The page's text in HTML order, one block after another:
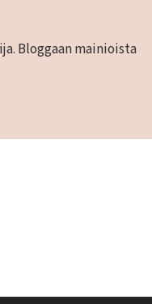
Bloggaan mainioista